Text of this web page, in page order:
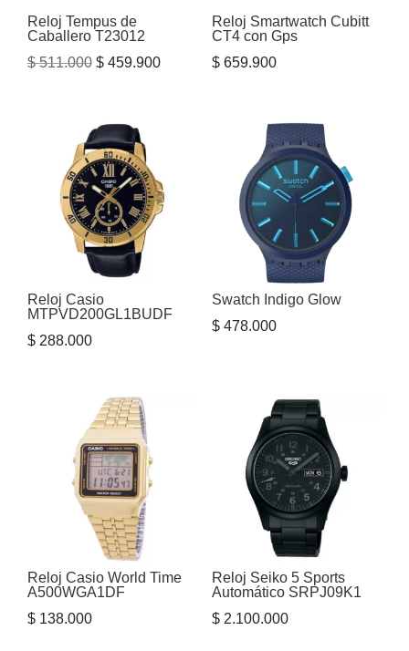
Reloj Tempus de
Caballero T23012
$511.000 El
era:
$ 511.000.
$ 459.900El
Reloj Smartwatch Cubitt
CT4 con Gps
$659.900
Reloj Casio
MTPVD200GL1BUDF
$ 288.000
Swatch Indigo Glow
$478.000
Reloj Casio World Time
A500WGA1DF
$ 138.000
Reloj Seiko 5 Sports
Automático SRPJ09K1
$2.100.000